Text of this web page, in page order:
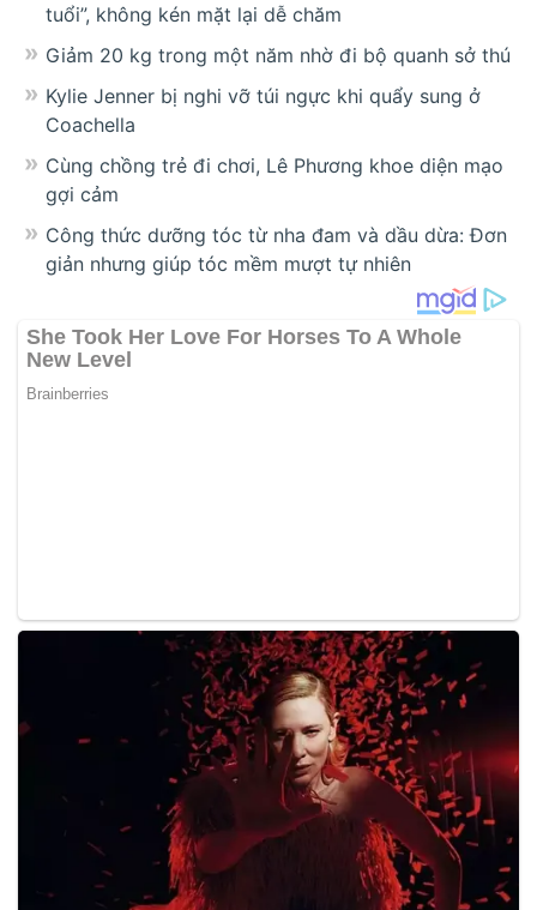
tuổi”, không kén mặt lại dễ chăm
Giảm 20 kg trong một năm nhờ đi bộ quanh sở thú
Kylie Jenner bị nghi vỡ túi ngực khi quẩy sung ở
Coachella
Cùng chồng trẻ đi chơi, Lê Phương khoe diện mạo
gợi cảm
Công thức dưỡng tóc từ nha đam và dầu dừa: Đơn
giản nhưng giúp tóc mềm mượt tự nhiên